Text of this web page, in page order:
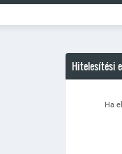
Hitelesítési
Ha